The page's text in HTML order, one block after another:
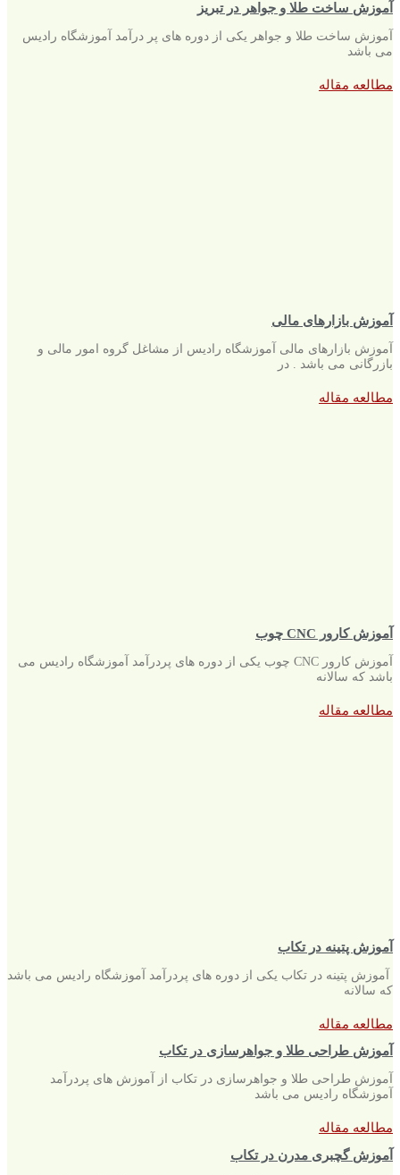
آموزش ساخت طلا و جواهر در تبریز
آموزش ساخت طلا و جواهر یکی از دوره های پر درآمد آموزشگاه رادیس
می باشد
مطالعه مقاله
آموزش بازارهای مالی
آموزش بازارهای مالی آموزشگاه رادیس از مشاغل گروه امور مالی و
بازرگانی می باشد . در
مطالعه مقاله
آموزش کارور CNC چوب
آموزش کارور CNC چوب یکی از دوره های پردرآمد آموزشگاه رادیس می
باشد که سالانه
مطالعه مقاله
آموزش پتینه در تکاب
آموزش پتینه در تکاب یکی از دوره های پردرآمد آموزشگاه رادیس می باشد
که سالانه
مطالعه مقاله
آموزش طراحی طلا و جواهرسازی در تکاب
آموزش طراحی طلا و جواهرسازی در تکاب از آموزش های پردرآمد
آموزشگاه رادیس می باشد
مطالعه مقاله
آموزش گچبری مدرن در تکاب